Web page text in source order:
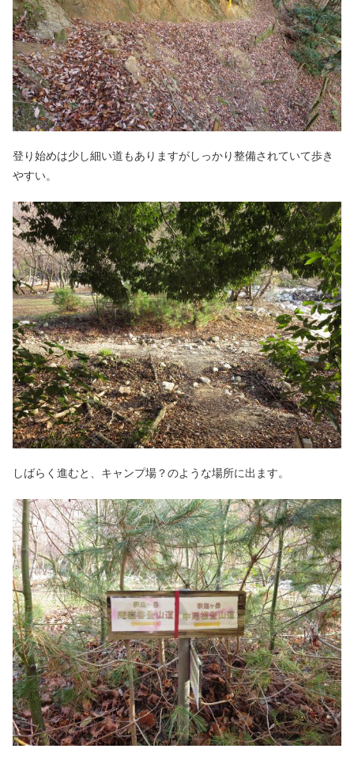
登り始めは少し細い道もありますがしっかり整備されていて歩き
やすい。
しばらく進むと、キャンプ場？のような場所に出ます。